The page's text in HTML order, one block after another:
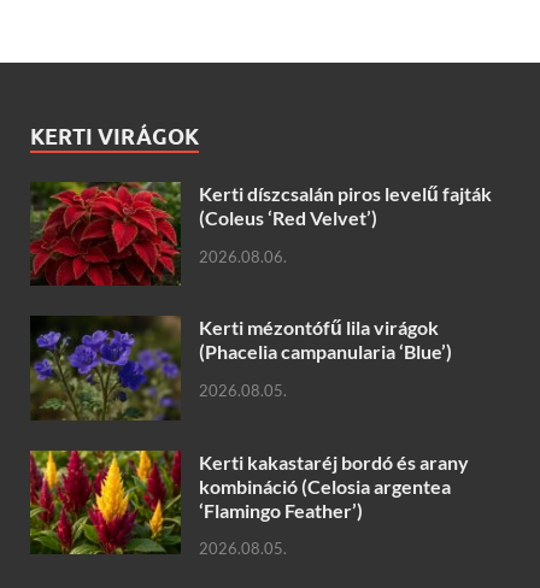
KERTI VIRÁGOK
Kerti díszcsalán piros levelű fajták
(Coleus ‘Red Velvet’)
2026.08.06.
Kerti mézontófű lila virágok
(Phacelia campanularia ‘Blue’)
2026.08.05.
Kerti kakastaréj bordó és arany
kombináció (Celosia argentea
‘Flamingo Feather’)
2026.08.05.